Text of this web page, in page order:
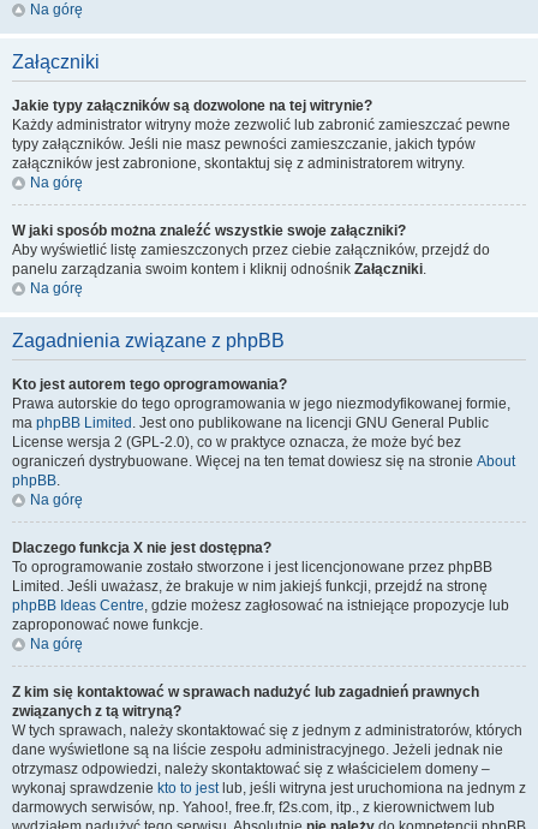
Na górę
Załączniki
Jakie typy załączników są dozwolone na tej witrynie?
Każdy administrator witryny może zezwolić lub zabronić zamieszczać pewne
typy załączników. Jeśli nie masz pewności zamieszczanie, jakich typów
załączników jest zabronione, skontaktuj się z administratorem witryny.
Na górę
W jaki sposób można znaleźć wszystkie swoje załączniki?
Aby wyświetlić listę zamieszczonych przez ciebie załączników, przejdź do
panelu zarządzania swoim kontem i kliknij odnośnik Załączniki.
Na górę
Zagadnienia związane z phpBB
Kto jest autorem tego oprogramowania?
Prawa autorskie do tego oprogramowania w jego niezmodyfikowanej formie,
ma phpBB Limited . Jest ono publikowane na licencji GNU General Public
License wersja 2 (GPL-2.0), co w praktyce oznacza, że może być bez
ograniczeń dystrybuowane. Więcej na ten temat dowiesz się na stronie About
phpBB.
Na górę
Dlaczego funkcja X nie jest dostępna?
To oprogramowanie zostało stworzone i jest licencjonowane przez phpBB
Limited. Jeśli uważasz, że brakuje w nim jakiejś funkcji, przejdź na stronę
phpBB Ideas Centre, gdzie możesz zagłosować na istniejące propozycje lub
zaproponować nowe funkcje.
Na górę
Z kim się kontaktować w sprawach nadużyć lub zagadnień prawnych
związanych z tą witryną?
W tych sprawach, należy skontaktować się z jednym z administratorów, których
dane wyświetlone są na liście zespołu administracyjnego. Jeżeli jednak nie
otrzymasz odpowiedzi, należy skontaktować się z właścicielem domeny –
wykonaj sprawdzenie kto to jestlub, jeśli witryna jest uruchomiona na jednym z
darmowych serwisów, np. Yahoo!, free.fr, f2s.com, itp., z kierownictwem lub